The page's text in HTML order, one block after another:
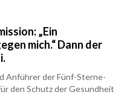
„Ein
mich.“ Dann der
Anführer der Fünf-Sterne-
den Schutz der Gesundheit